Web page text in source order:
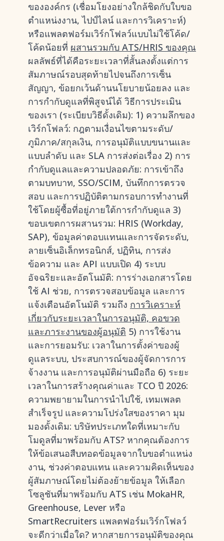
ขององค์กร (เชื่อมโยงอย่างใกล้ชิดกับใบขอ
ตำแหน่งงาน, ไปป์ไลน์ และการวิเคราะห์)
หรือแพลตฟอร์มเวิร์กโฟลว์แบบไม่ใช้โค้ด/
โค้ดน้อยที่ ผสานรวมกับ ATS/HRIS ของคุณ
ผลลัพธ์ที่ได้คือระยะเวลาที่สั้นลงตั้งแต่การ
สัมภาษณ์รอบสุดท้ายไปจนถึงการเซ็น
สัญญา, ข้อยกเว้นด้านนโยบายน้อยลง และ
การกำกับดูแลที่พิสูจน์ได้ วิธีการประเมิน
ของเรา (ระเบียบวิธีดั้งเดิม): 1) ความลึกของ
เวิร์กโฟลว์: กฎตามเงื่อนไขตามระดับ/
ภูมิภาค/สกุลเงิน, การอนุมัติแบบขนานและ
แบบลำดับ และ SLA การส่งต่อเรื่อง 2) การ
กำกับดูแลและความปลอดภัย: การเข้าถึง
ตามบทบาท, SSO/SCIM, บันทึกการตรวจ
สอบ และการปฏิบัติตามกรอบการทำงานที่
ใช้โดยผู้ซื้อที่อยู่ภายใต้การกำกับดูแล 3)
ขอบเขตการผสานรวม: HRIS (Workday,
SAP), ข้อมูลค่าตอบแทนและการจัดระดับ,
ลายเซ็นอิเล็กทรอนิกส์, ปฏิทิน, การส่ง
ข้อความ และ API แบบเปิด 4) ระบบ
อัจฉริยะและอัตโนมัติ: การร่างเอกสารโดย
ใช้ AI ช่วย, การตรวจสอบข้อมูล และการ
แจ้งเตือนอัตโนมัติ รวมถึง การวิเคราะห์
เกี่ยวกับระยะเวลาในการอนุมัติ, คอขวด
และภาระงานของผู้อนุมัติ 5) การใช้งาน
และการยอมรับ: เวลาในการตั้งค่าของผู้
ดูแลระบบ, ประสบการณ์ของผู้จัดการการ
จ้างงาน และการอนุมัติผ่านมือถือ 6) ระยะ
เวลาในการสร้างคุณค่าและ TCO ปี 2026:
ความพยายามในการนำไปใช้, เทมเพลต
สำเร็จรูป และความโปร่งใสของราคา มุม
มองดั้งเดิม: บริษัทประเภทใดที่เหมาะกับ
โมดูลที่มาพร้อมกับ ATS? หากคุณต้องการ
ให้ข้อเสนอสืบทอดข้อมูลจากใบขอตำแหน่ง
งาน, ช่วงค่าตอบแทน และความคิดเห็นของ
ผู้สัมภาษณ์โดยไม่ต้องย้ายข้อมูล ให้เลือก
โซลูชันที่มาพร้อมกับ ATS เช่น MokaHR,
Greenhouse, Lever หรือ
SmartRecruiters แพลตฟอร์มเวิร์กโฟลว์
จะดีกว่าเมื่อใด? หากสายการอนุมัติของคุณ